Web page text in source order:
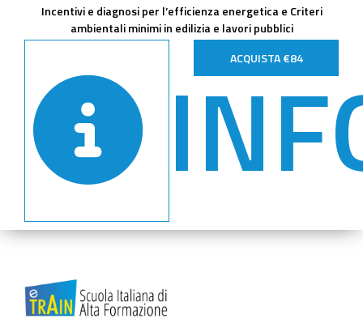
Incentivi e diagnosi per l’efficienza energetica e Criteri
ambientali minimi in edilizia e lavori pubblici
ACQUISTA €84